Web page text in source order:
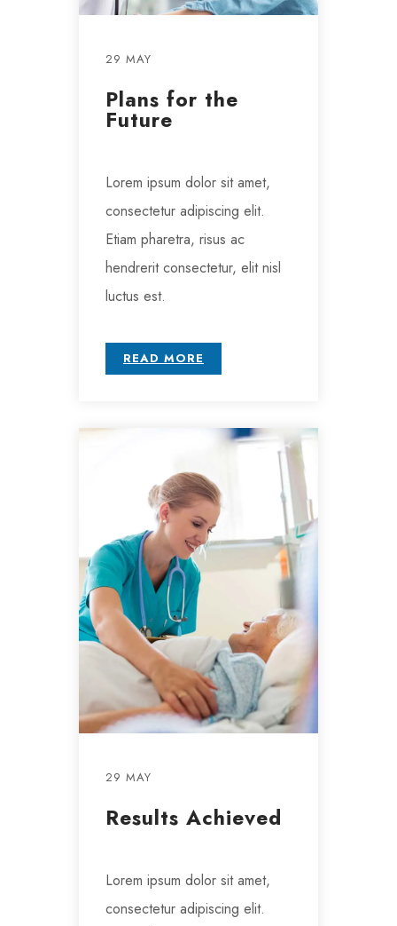
29 MAY
Plans for the
Future
Lorem ipsum dolor sit amet,
consectetur adipiscing elit.
Etiam pharetra, risus ac
hendrerit consectetur, elit nisl
luctus est.
READ MORE
29 MAY
Results Achieved
Lorem ipsum dolor sit amet,
consectetur adipiscing elit.